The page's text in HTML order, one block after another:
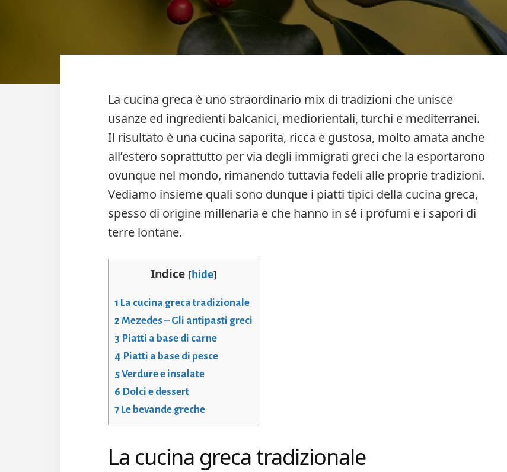
La cucina greca è uno straordinario mix di tradizioni che unisce
usanze ed ingredienti balcanici, mediorientali, turchi e mediterranei.
Il risultato è una cucina saporita, ricca e gustosa, molto amata anche
all’estero soprattutto per via degli immigrati greci che la esportarono
ovunque nel mondo, rimanendo tuttavia fedeli alle proprie tradizioni.
Vediamo insieme quali sono dunque i piatti tipici della cucina greca,
spesso di origine millenaria e che hanno in sé i profumi e i sapori di
terre lontane.
Indice [hide]
1 La cucina greca tradizionale
2Mezedes – Gli antipasti greci
3 Piatti a base di carne
4 Piatti a base di pesce
5Verdure e insalate
6 Dolci e dessert
7 Le bevande greche
La cucina greca tradizionale